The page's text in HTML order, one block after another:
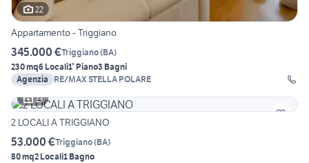
22
Appartamento - Triggiano
345.000 €Triggiano(BA)
230 mq6 Locali1° Piano3 Bagni
Agenzia
RE/MAX STELLA POLARE
13
2 LOCALI A TRIGGIANO
53.000 €Triggiano(BA)
80 mq2 Locali1 Bagno